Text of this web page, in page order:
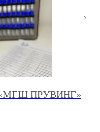
«МГШ ПРУВИНГ»